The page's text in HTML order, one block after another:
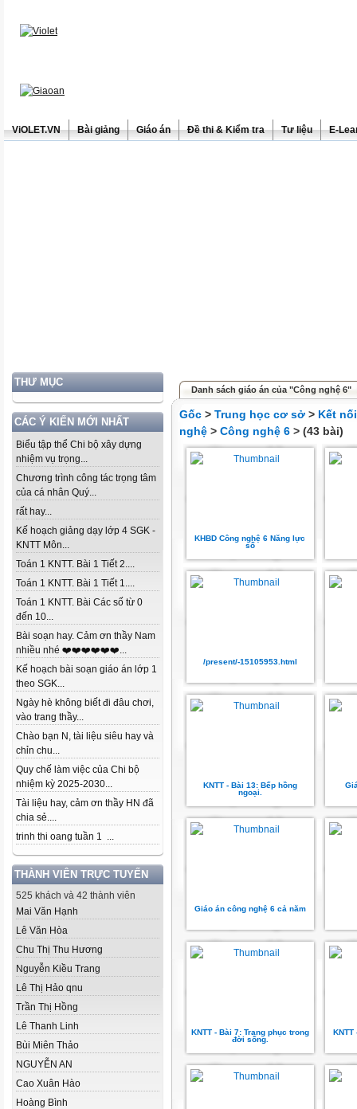
ViOLET.VN Bài giảng Giáo án Đề thi & Kiểm tra Tư liệu E-
THƯ MỤC
CÁC Ý KIẾN MỚI NHẤT
Biểu tập thể Chi bộ xây dựng
nhiệm vụ trọng...
Chương trình công tác trọng tâm
của cá nhân Quý...
rất hay...
Kế hoạch giảng dạy lớp 4 SGK -
KNTT Môn...
Toán 1 KNTT. Bài 1 Tiết 2....
Toán 1 KNTT. Bài 1 Tiết 1....
Toán 1 KNTT. Bài Các số từ 0
đến 10...
Bài soạn hay. Cảm ơn thầy Nam
nhiều nhé ❤️❤️❤️❤️❤️❤️...
Kế hoạch bài soạn giáo án lớp 1
theo SGK...
Ngày hè không biết đi đâu chơi,
vào trang thầy...
Chào bạn N, tài liệu siêu hay và
chỉn chu...
Quy chế làm việc của Chi bộ
nhiệm kỳ 2025-2030...
Tài liệu hay, cảm ơn thầy HN đã
chia sẻ....
trinh thi oang tuần 1 ...
THÀNH VIÊN TRỰC TUYẾN
525 khách và 42 thành viên
Mai Văn Hạnh
Lê Văn Hòa
Chu Thị Thu Hương
Nguyễn Kiều Trang
Lê Thị Hảo qnu
Trần Thị Hồng
Lê Thanh Linh
Bùi Miên Thảo
NGUYỄN AN
Cao Xuân Hào
Hoàng Bình
Danh sách giáo án của "Công nghệ 6"
Gốc > Trung học cơ sở > Kết
nghệ > Công nghệ 6 > (43 bài)
KHBD Công nghệ 6 Năng lực
số
/present/-15105953.html
KNTT - Bài 13: Bếp hồng
ngoại.
Giáo án công nghệ 6 cả năm
KNTT - Bài 7: Trang phục trong
đời sống.